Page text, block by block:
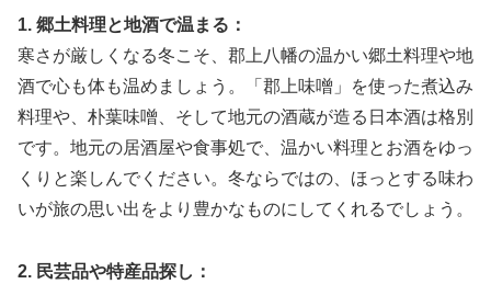
1. 郷土料理と地酒で温まる：
寒さが厳しくなる冬こそ、郡上八幡の温かい郷土料理や地
酒で心も体も温めましょう。「郡上味噌」を使った煮込み
料理や、朴葉味噌、そして地元の酒蔵が造る日本酒は格別
です。地元の居酒屋や食事処で、温かい料理とお酒をゆっ
くりと楽しんでください。冬ならではの、ほっとする味わ
いが旅の思い出をより豊かなものにしてくれるでしょう。
2. 民芸品や特産品探し：